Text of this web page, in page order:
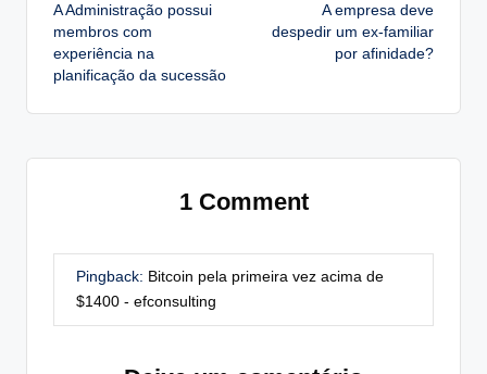
navigation
A Administração possui
membros com
experiência na
planificação da sucessão
A empresa deve
despedir um ex-familiar
por afinidade?
1 Comment
Pingback: Bitcoin pela primeira vez acima de
$1400 - efconsulting